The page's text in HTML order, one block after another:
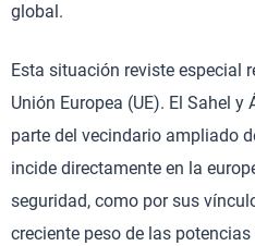
global.
Esta situación reviste especial
Unión Europea (UE). El Sahel
parte del vecindario ampliado
incide directamente en la
seguridad, como por sus
creciente peso de las